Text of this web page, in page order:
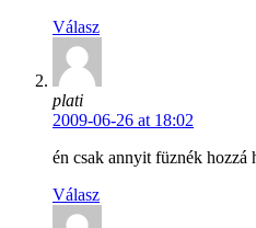
Válasz
plati
2009-06-26 at 18:02
én csak annyit füznék hozzá
Válasz